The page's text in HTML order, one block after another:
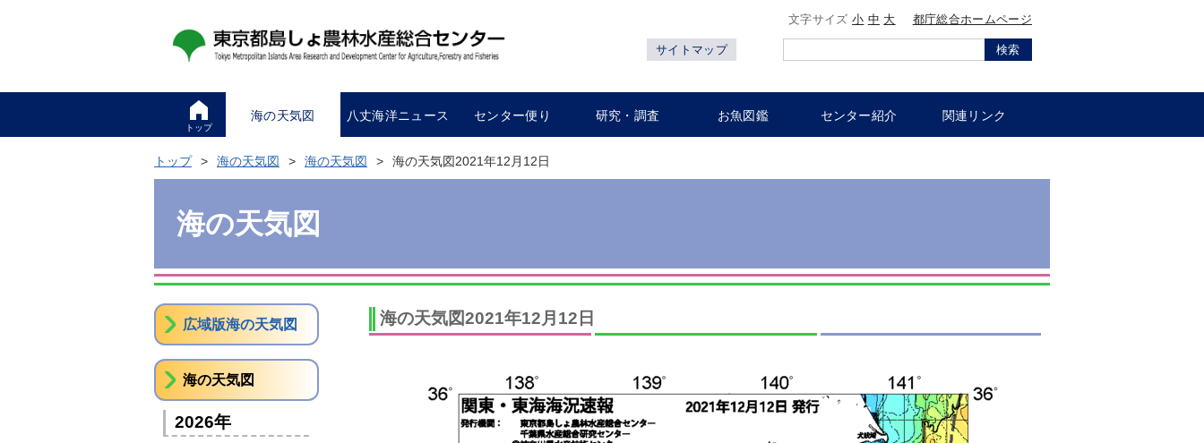
文字サイズ小 中 大 都庁総合ホームページ
サイトマップ 検索
トップ
海の天気図 八丈海洋ニュース センター便り 研究・調査 お魚図鑑 センター紹介 関連リンク
トップ 海の天気図 海の天気図 海の天気図2021年12月12日
海の天気図
海の天気図2021年12月12日
広域版海の天気図
海の天気図
2026年